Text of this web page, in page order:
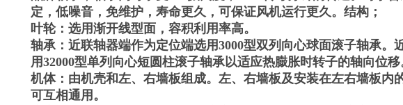
定，低噪音，免维护，寿命更久，可保证风机运行更久。结构；
叶轮：选用渐开线型面，容积利用率高。
轴承：近联轴器端作为定位端选用3000型双列向心球面滚子轴承。
用32000型单列向心短圆柱滚子轴承以适应热臌胀时转子的轴向位移
机体：由机壳和左、右墙板组成。左、右墙板及安装在左右墙板内
可互相通用。